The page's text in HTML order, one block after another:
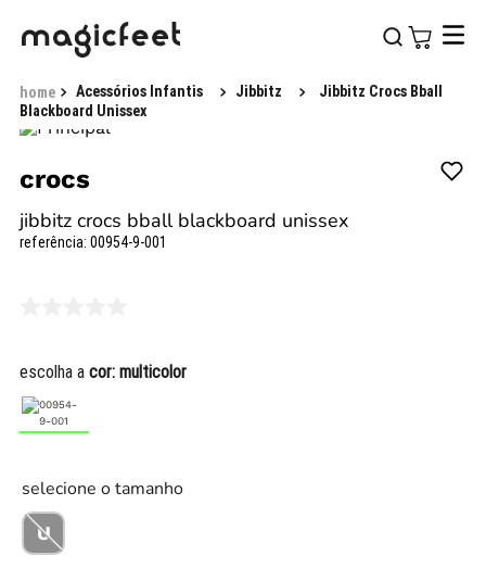
Acessórios Infantis Jibbitz
Jibbitz Crocs Bball
Blackboard Unissex
crocs
jibbitz crocs bball blackboard unissex
referência: 00954-9-001
escolha a cor: multicolor
selecione o tamanho
U